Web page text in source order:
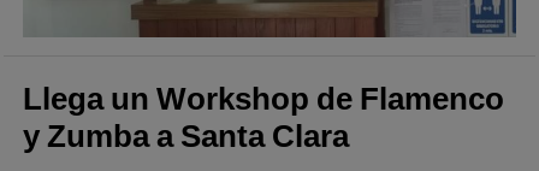
Llega un Workshop de Flamenco
y Zumba a Santa Clara